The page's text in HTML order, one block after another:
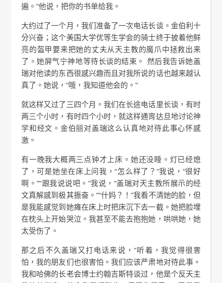
遍。”他说，把你的书单给我。
大约过了一个月，我们准备了一次电话长谈。金伯利十
分兴奋；这个美国大学优等生学会的骑士终于披着他鲜
亮的盔甲要来把她的丈夫从天主教的魔爪中拯救出来
了。她屏气宁神地等待长谈的结束。 然后我告诉她盖
瑞对他读的东西很感兴趣而且对我所说的话也越来越认
真了。她说，“哦，我知道他会的。”
就这样又过了三四个月。我们在长途电话里长谈，有时
两三个小时，有时四个小时，就这样通宵达旦地讨论神
学和经文。金伯丽对盖瑞这么认真地对待此事心怀感
激。
有一晚我大概两三点钟才上床。她还没睡。灯已经熄
了，可是她坐在床上问我，“怎么样了？”我说，“很好
啊。”“跟我说说吧。”我说，“盖瑞对天主教所展示的经
文真解感到极其振奋。”“什妈？！”我看不清她的脸，但
是我能感觉到她瘫在床上时把床沉下去一截。她把脸埋
在枕头上开始哭泣。我甚至不能去抱抱她，哄哄她，她
太受伤了。
那之后不久盖瑞又打电话来说，“听着，我觉得很害
怕，我的朋友们也很害怕。我们应该严肃地对待此事。
我和哈佛的长老会博士约翰吉斯特谈过，他是个反天主